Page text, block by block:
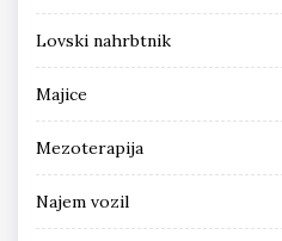
Lovski nahrbtnik
Majice
Mezoterapija
Najem vozil